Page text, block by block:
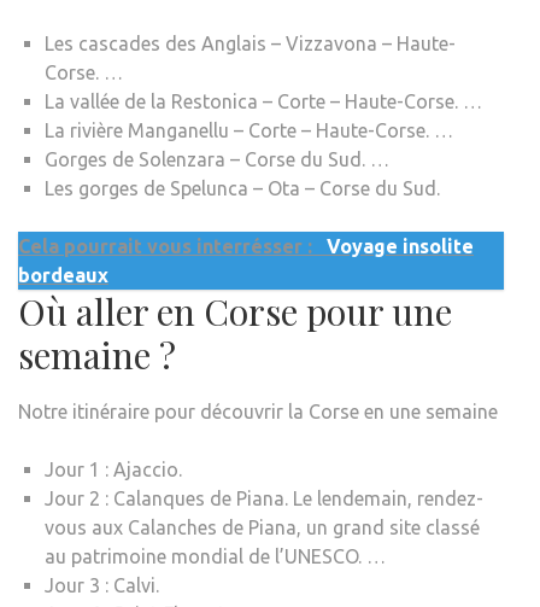
Les cascades des Anglais – Vizzavona – Haute-
Corse. …
La vallée de la Restonica – Corte – Haute-Corse. …
La rivière Manganellu – Corte – Haute-Corse. …
Gorges de Solenzara – Corse du Sud. …
Les gorges de Spelunca – Ota – Corse du Sud.
Cela pourrait vous interrésser :
Voyage insolite
bordeaux
Où aller en Corse pour une
semaine ?
Notre itinéraire pour découvrir la Corse en une semaine
Jour 1 : Ajaccio.
Jour 2 : Calanques de Piana. Le lendemain, rendez-
vous aux Calanches de Piana, un grand site classé
au patrimoine mondial de l’UNESCO. …
Jour 3 : Calvi.